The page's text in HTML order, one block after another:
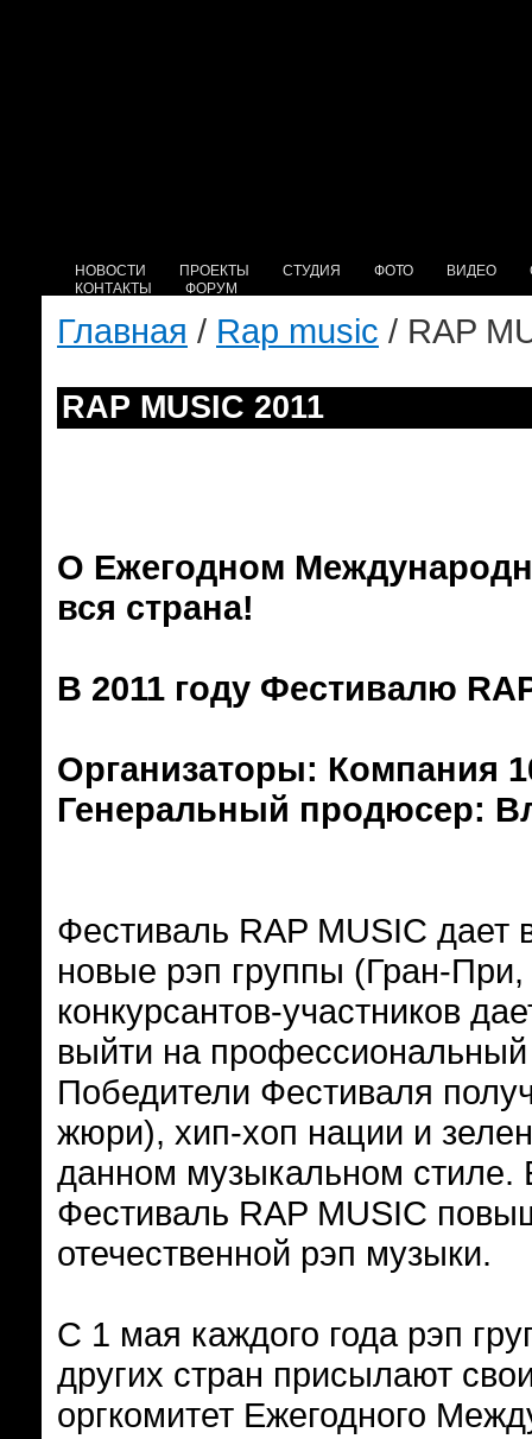
НОВОСТИ ПРОЕКТЫ СТУДИЯ ФОТО ВИДЕО
КОНТАКТЫ
ФОРУМ
Главная / Rap music / RAP
RAP MUSIC 2011
О Ежегодном
вся страна!
В 2011 году Фестивалю
Организаторы: Компания
Генеральный продюсер:
Фестиваль RAP MUSIC дает
новые рэп группы (Гран-
конкурсантов-участников
выйти на профессиональный
Победители Фестиваля
жюри), хип-хоп нации и
данном музыкальном
Фестиваль RAP MUSIC
отечественной рэп музыки.
С 1 мая каждого года рэп
других стран присылают
оргкомитет Ежегодного